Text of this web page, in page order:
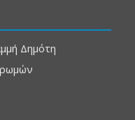
Δημότη